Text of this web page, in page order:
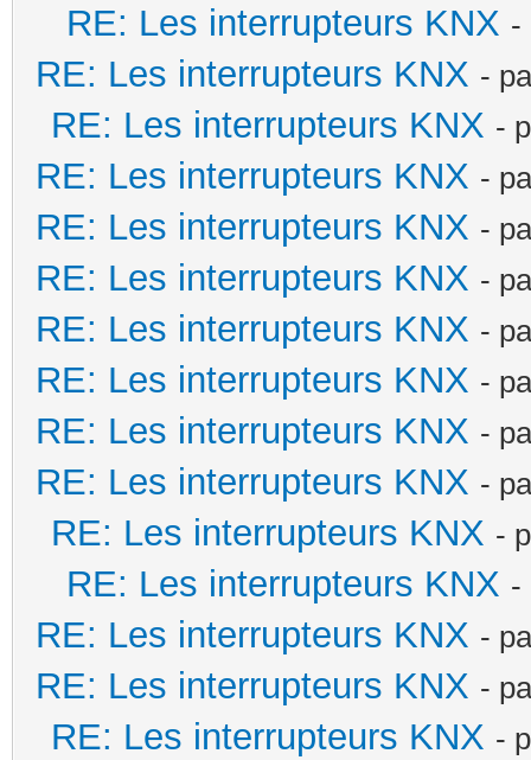
RE: Les interrupteurs KNX -
RE: Les interrupteurs KNX -
RE: Les interrupteurs KNX -
RE: Les interrupteurs KNX -
RE: Les interrupteurs KNX -
RE: Les interrupteurs KNX -
RE: Les interrupteurs KNX -
RE: Les interrupteurs KNX -
RE: Les interrupteurs KNX -
RE: Les interrupteurs KNX -
RE: Les interrupteurs KNX -
RE: Les interrupteurs KNX -
RE: Les interrupteurs KNX -
RE: Les interrupteurs KNX -
RE: Les interrupteurs KNX -